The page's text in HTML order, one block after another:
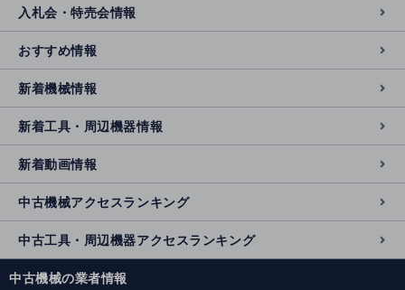
入札会・特売会情報
おすすめ情報
新着機械情報
新着工具・周辺機器情報
新着動画情報
中古機械アクセスランキング
中古工具・周辺機器アクセスランキング
中古機械の業者情報